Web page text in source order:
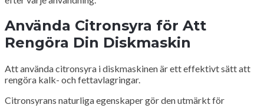
Använda Citronsyra för Att
Rengöra Din Diskmaskin
Att använda citronsyra i diskmaskinen är ett effektivt sätt att
rengöra kalk- och fettavlagringar.
Citronsyrans naturliga egenskaper gör den utmärkt för